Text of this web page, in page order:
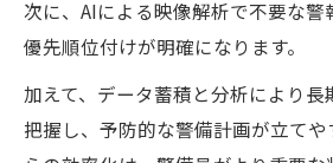
作業者安全管理システム導入
警備業務を支える作業者
の特徴
安全監視と警備で役立つ
次に、AIによる映像解析で不要な警
優先順位付けが明確になります。
加えて、データ蓄積と分析により長
把握し、予防的な警備計画が立て